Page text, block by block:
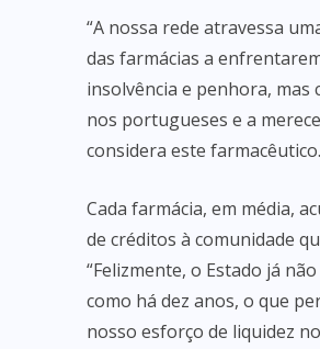
“A nossa rede atravessa
das farmácias a
insolvência e penhora, mas
nos portugueses e a
considera este farmacêutico.
Cada farmácia, em média,
de créditos à comunidade
“Felizmente, o Estado já
como há dez anos, o que
nosso esforço de liquidez